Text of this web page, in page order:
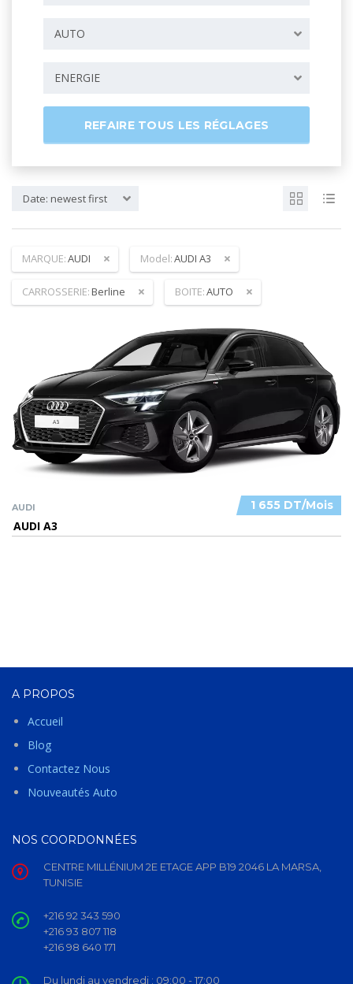
AUTO
ENERGIE
REFAIRE TOUS LES RÉGLAGES
Date: newest first
MARQUE:AUDI Model:AUDI A3
CARROSSERIE:Berline BOITE:AUTO
1 655 DT/Mois
AUDI
AUDI A3
A PROPOS
Accueil
Blog
Contactez Nous
Nouveautés Auto
NOS COORDONNÉES
CENTRE MILLÉNIUM 2E ETAGE APP B19 2046 LA MARSA,
TUNISIE
+216 92 343 590
+216 93 807 118
+216 98 640 171
Du lundi au vendredi : 09:00 - 17:00